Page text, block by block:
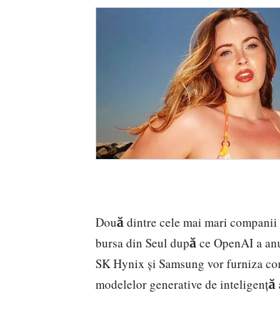
Două dintre cele mai mari
bursa din Seul după ce OpenAI a
SK Hynix și Samsung vor furniza
modelelor generative de